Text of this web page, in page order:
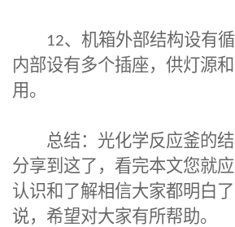
12、机箱外部结构设有
内部设有多个插座，供灯源
用。
总结： 光化学反应釜的
分享到这了，看完本文您就
认识和了解相信大家都明白
说，希望对大家有所帮助。